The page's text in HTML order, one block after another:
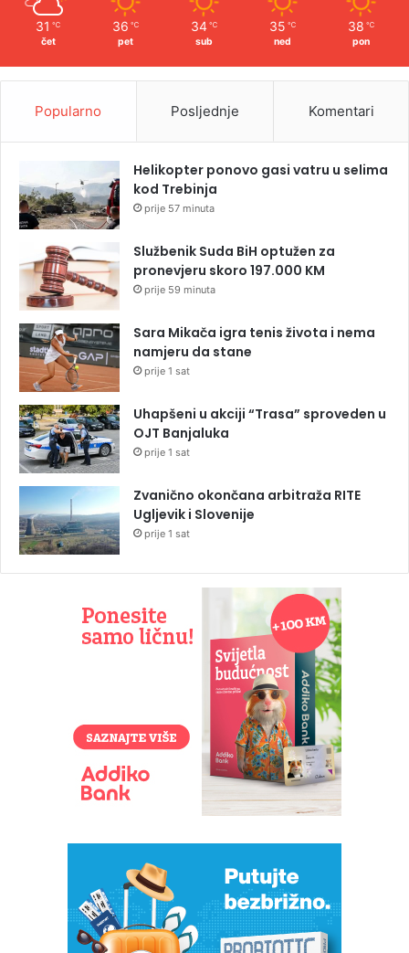
31 ℃
čet
36 ℃
pet
34 ℃
sub
35 ℃
ned
38 ℃
pon
Popularno Posljednje Komentari
Helikopter ponovo gasi vatru u selima
kod Trebinja
prije 57 minuta
Službenik Suda BiH optužen za
pronevjeru skoro 197.000 KM
prije 59 minuta
Sara Mikača igra tenis života i nema
namjeru da stane
prije 1 sat
Uhapšeni u akciji “Trasa” sproveden u
OJT Banjaluka
prije 1 sat
Zvanično okončana arbitraža RITE
Ugljevik i Slovenije
prije 1 sat